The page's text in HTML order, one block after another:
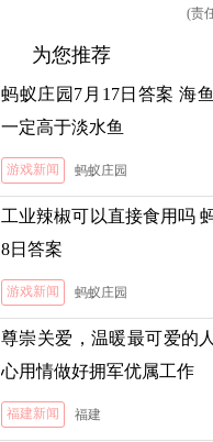
(责
为您推荐
蚂蚁庄园7月17日答案 海
一定高于淡水鱼
游戏新闻 蚂蚁庄园
工业辣椒可以直接食用吗
8日答案
游戏新闻 蚂蚁庄园
尊崇关爱，温暖最可爱的
心用情做好拥军优属工作
福建新闻 福建